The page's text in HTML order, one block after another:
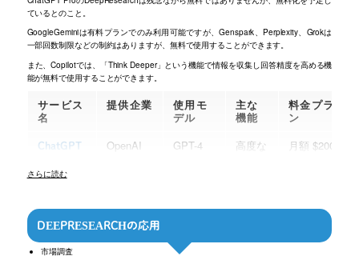
ているとのこと。
GoogleGeminiは有料プランでのみ利用可能ですが、Genspark、Perplexity、Grokは
一部回数制限などの制約はありますが、無料で使用することができます。
また、Copilotでは、「Think Deeper」という機能で情報を収集し回答精度を高める機
能が無料で使用することができます。
サービス
名
提供企業
使用モ
デル
主な
機能
料金プラ
ン
ChatGPT
Research
OpenAI GPT-4
高度な
月額 $200
Google
Deep
Google
(Gemini
さらに読む
DEEPRESEARCHの応用
市場調査